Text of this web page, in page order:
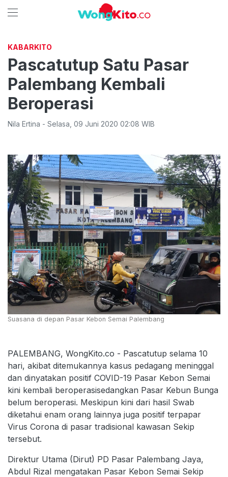
KABARKITO
Pascatutup Satu Pasar
Palembang Kembali
Beroperasi
Nila Ertina - Selasa 09 Juni 2020 02:08 WIB
Suasana di depan Pasar Kebon Semai Palembang
PALEMBANG, WongKito.co - Pascatutup selama 10
hari, akibat ditemukannya kasus pedagang meninggal
dan dinyatakan positif COVID-19 Pasar Kebon Semai
kini kembali beroperasisedangkan Pasar Kebun Bunga
belum beroperasi. Meskipun kini dari hasil Swab
diketahui enam orang lainnya juga positif terpapar
Virus Corona di pasar tradisional kawasan Sekip
tersebut.
Direktur Utama (Dirut) PD Pasar Palembang Jaya,
Abdul Rizal mengatakan Pasar Kebon Semai Sekip